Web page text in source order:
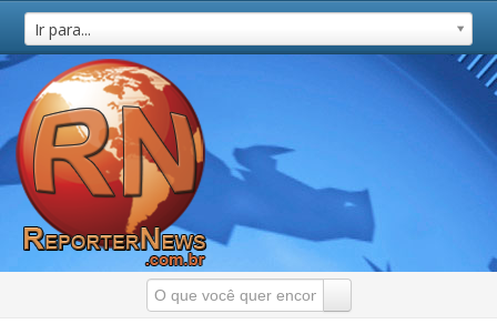
Ir para...